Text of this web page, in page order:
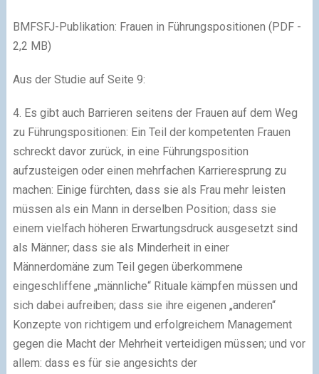
BMFSFJ-Publikation: Frauen in Führungspositionen (PDF -
2,2 MB)
Aus der Studie auf Seite 9:
4. Es gibt auch Barrieren seitens der Frauen auf dem Weg
zu Führungspositionen: Ein Teil der kompetenten Frauen
schreckt davor zurück, in eine Führungsposition
aufzusteigen oder einen mehrfachen Karrieresprung zu
machen: Einige fürchten, dass sie als Frau mehr leisten
müssen als ein Mann in derselben Position; dass sie
einem vielfach höheren Erwartungsdruck ausgesetzt sind
als Männer; dass sie als Minderheit in einer
Männerdomäne zum Teil gegen überkommene
eingeschliffene „männliche“ Rituale kämpfen müssen und
sich dabei aufreiben; dass sie ihre eigenen „anderen“
Konzepte von richtigem und erfolgreichem Management
gegen die Macht der Mehrheit verteidigen müssen; und vor
allem: dass es für sie angesichts der